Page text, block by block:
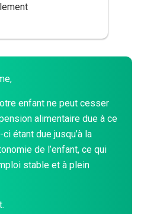
enfant ne peut cesser
alimentaire due à ce
étant due jusqu’à la
de l’enfant, ce qui
stable et à plein